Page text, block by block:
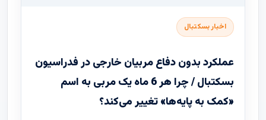
اخبار بسکتبال
عملکرد بدون دفاع مربیان خارجی در فدراسیون
بسکتبال / چرا هر 6 ماه یک مربی به اسم
«کمک به پایه‌ها» تغییر می‌کند؟